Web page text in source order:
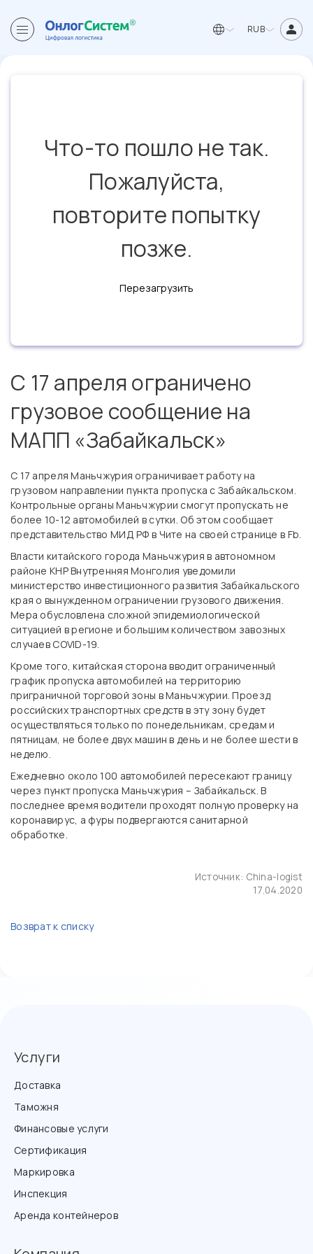
RUB
Что-то пошло не так.
Пожалуйста,
повторите попытку
позже.
Перезагрузить
C 17 апреля ограничено
грузовое сообщение на
МАПП «Забайкальск»
С 17 апреля Маньчжурия ограничивает работу на
грузовом направлении пункта пропуска с Забайкальском.
Контрольные органы Маньчжурии смогут пропускать не
более 10-12 автомобилей в сутки. Об этом сообщает
представительство МИД РФ в Чите на своей странице в Fb.
Власти китайского города Маньчжурия в автономном
районе КНР Внутренняя Монголия уведомили
министерство инвестиционного развития Забайкальского
края о вынужденном ограничении грузового движения.
Мера обусловлена сложной эпидемиологической
ситуацией в регионе и большим количеством завозных
случаев COVID-19.
Кроме того, китайская сторона вводит ограниченный
график пропуска автомобилей на территорию
приграничной торговой зоны в Маньчжурии. Проезд
российских транспортных средств в эту зону будет
осуществляться только по понедельникам, средам и
пятницам, не более двух машин в день и не более шести в
неделю.
Ежедневно около 100 автомобилей пересекают границу
через пункт пропуска Маньчжурия – Забайкальск. В
последнее время водители проходят полную проверку на
коронавирус, а фуры подвергаются санитарной
обработке.
Источник: China-logist
17.04.2020
Возврат к списку
Услуги
Доставка
Таможня
Финансовые услуги
Сертификация
Маркировка
Инспекция
Аренда контейнеров